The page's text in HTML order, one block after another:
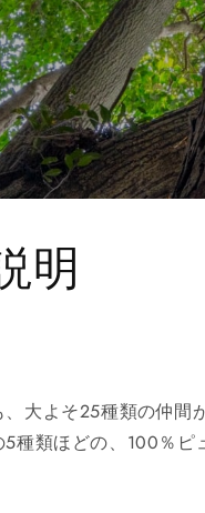
明
大よそ25種類の仲
種類ほどの、100％